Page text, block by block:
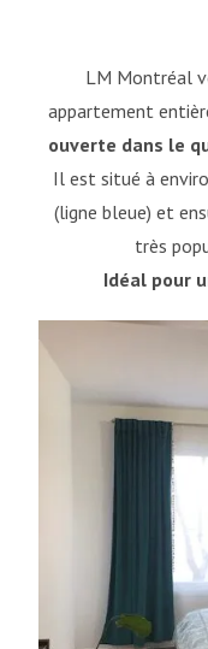
LM Montréal
appartement
ouverte dans le
Il est situé à
(ligne bleue) et
très
Idéal pour